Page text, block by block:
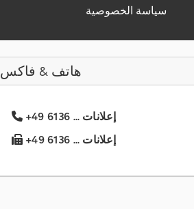
سياسة الخصوصية
هاتف & فاكس
+49 6136 ... إعلانات
+49 6136 ... إعلانات